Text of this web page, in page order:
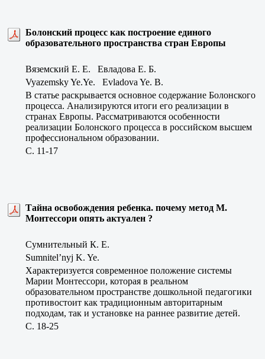
Болонский процесс как построение единого
образовательного пространства стран Европы
Вяземский Е. Е. Евладова Е. Б.
Vyazemsky Ye.Ye. Evladova Ye. B.
В статье раскрывается основное содержание Болонского
процесса. Анализируются итоги его реализации в
странах Европы. Рассматриваются особенности
реализации Болонского процесса в российском высшем
профессиональном образовании.
C. 11-17
Тайна освобождения ребенка. почему метод М.
Монтессори опять актуален ?
Сумнительный К. Е.
Sumnitel’nyj K. Ye.
Характеризуется современное положение системы
Марии Монтессори, которая в реальном
образовательном пространстве дошкольной педагогики
противостоит как традиционным авторитарным
подходам, так и установке на раннее развитие детей.
C. 18-25